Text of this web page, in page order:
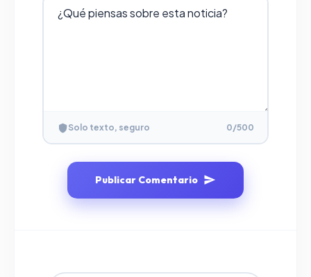
Solo texto, seguro 0/500
Publicar Comentario